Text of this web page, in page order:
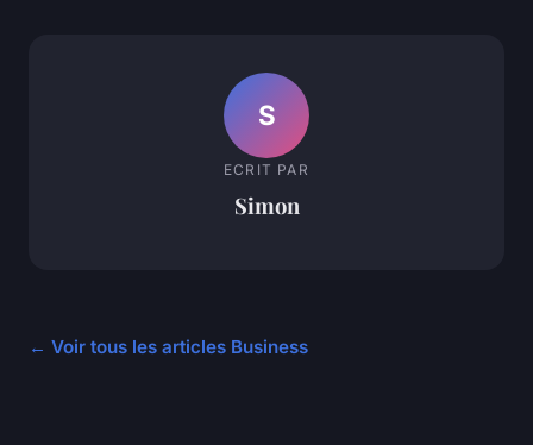
S
ECRIT PAR
Simon
← Voir tous les articles Business